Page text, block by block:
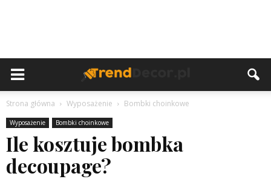
Strona główna Wyposażenie Bombki choinkowe
Wyposażenie Bombki choinkowe
Ile kosztuje bombka
decoupage?